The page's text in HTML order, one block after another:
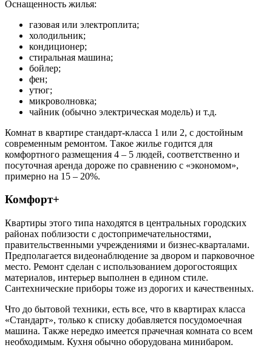
Оснащенность жилья:
газовая или электроплита;
холодильник;
кондиционер;
стиральная машина;
бойлер;
фен;
утюг;
микроволновка;
чайник (обычно электрическая модель) и т.д.
Комнат в квартире стандарт-класса 1 или 2, с достойным
современным ремонтом. Такое жилье годится для
комфортного размещения 4 – 5 людей, соответственно и
посуточная аренда дороже по сравнению с «экономом»,
примерно на 15 – 20%.
Комфорт+
Квартиры этого типа находятся в центральных городских
районах поблизости с достопримечательностями,
правительственными учреждениями и бизнес-кварталами.
Предполагается видеонаблюдение за двором и парковочное
место. Ремонт сделан с использованием дорогостоящих
материалов, интерьер выполнен в едином стиле.
Сантехнические приборы тоже из дорогих и качественных.
Что до бытовой техники, есть все, что в квартирах класса
«Стандарт», только к списку добавляется посудомоечная
машина. Также нередко имеется прачечная комната со всем
необходимым. Кухня обычно оборудована минибаром.